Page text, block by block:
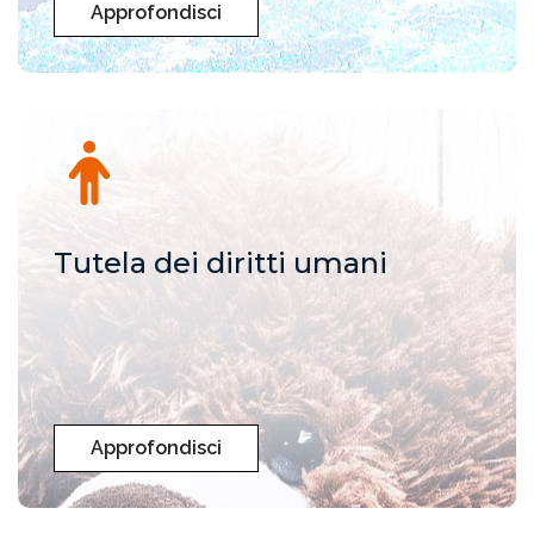
Approfondisci
Tutela dei diritti umani
Approfondisci